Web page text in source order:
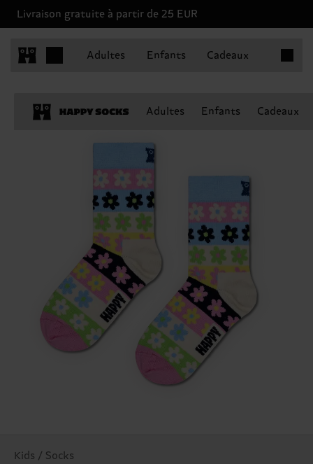
Livraison gratuite à partir de 25 EUR
Adultes Enfants Cadeaux
Adultes Enfants Cadeaux
Kids / Socks